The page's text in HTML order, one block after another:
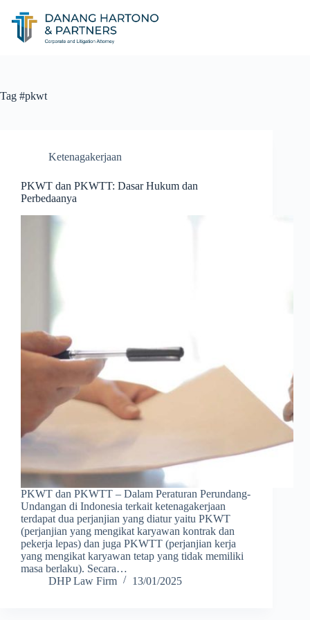
Tag #pkwt
Ketenagakerjaan
PKWT dan PKWTT: Dasar Hukum dan
Perbedaanya
PKWT dan PKWTT – Dalam Peraturan Perundang-
Undangan di Indonesia terkait ketenagakerjaan
terdapat dua perjanjian yang diatur yaitu PKWT
(perjanjian yang mengikat karyawan kontrak dan
pekerja lepas) dan juga PKWTT (perjanjian kerja
yang mengikat karyawan tetap yang tidak memiliki
masa berlaku). Secara…
DHP Law Firm
13/01/2025